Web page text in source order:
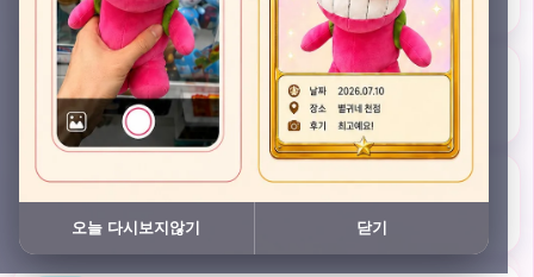
★★★★★ 4.7후기 47
픽스팟 불당점
충청남도 천안시 서북구 불당33길 47, 106호 (불당동)
★☆☆☆☆ 1 후기 1
쿠보 신불당점
충청남도 천안시 서북구 불당33길 35, 105호 (불당동)
★★★☆☆ 2.5후기 2
오늘 다시보지않기 닫기